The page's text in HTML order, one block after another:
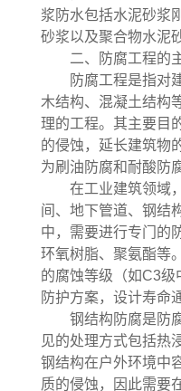
浆防水包括水泥砂浆
砂浆以及聚合物水泥
二、防腐工程的
防腐工程是指对
木结构、混凝土结构
理的工程。其主要目
的侵蚀，延长建筑物
为刷油防腐和耐酸防
在工业建筑领域
间、地下管道、钢结
中，需要进行专门的
环氧树脂、聚氨酯等
的腐蚀等级（如C3级
防护方案，设计寿命
钢结构防腐是防
见的处理方式包括热
钢结构在户外环境中
质的侵蚀，因此需要